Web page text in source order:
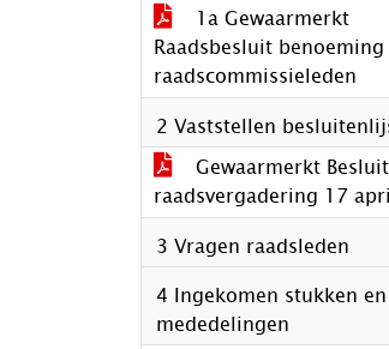
1a Gewaarmerkt
Raadsbesluit benoeming
raadscommissieleden
2 Vaststellen
Gewaarmerkt
raadsvergadering 17
3 Vragen raadsleden
4 Ingekomen stukken en
mededelingen